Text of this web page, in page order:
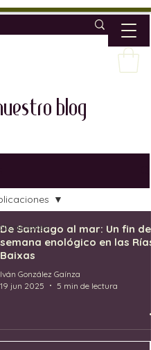
blog
De Santiago al mar: Un fin de
semana enológico en las Rías
Baixas
Iván González Gaínza
19 jun 2025
5 min de lectura